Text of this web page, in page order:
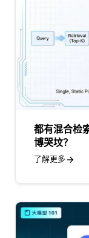
都有混合检
博哭坟？
了解更多